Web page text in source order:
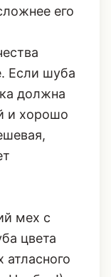
его
Если шуба
должна
и хорошо
мех с
цвета
атласного